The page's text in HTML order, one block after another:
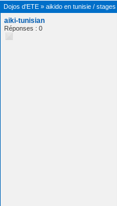
Dojos d'ETE » aikido en tunisie / stages
aiki-tunisian
Réponses : 0